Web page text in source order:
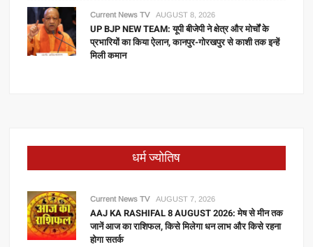
Current News TV AUGUST 8, 2026
UP BJP NEW TEAM: यूपी बीजेपी ने क्षेत्र और मोर्चों के
प्रभारियों का किया ऐलान, कानपुर-गोरखपुर से काशी तक इन्हें
मिली कमान
धर्म ज्योतिष
Current News TV AUGUST 7, 2026
AAJ KA RASHIFAL 8 AUGUST 2026: मेष से मीन तक
जानें आज का राशिफल, किसे मिलेगा धन लाभ और किसे रहना
होगा सतर्क